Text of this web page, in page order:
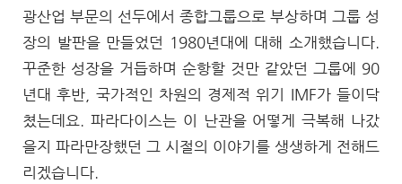
광산업 부문의 선두에서 종합그룹으로 부상하며 그룹 성
장의 발판을 만들었던 1980년대에 대해 소개했습니다.
꾸준한 성장을 거듭하며 순항할 것만 같았던 그룹에 90
년대 후반, 국가적인 차원의 경제적 위기 IMF가 들이닥
쳤는데요. 파라다이스는 이 난관을 어떻게 극복해 나갔
을지 파라만장했던 그 시절의 이야기를 생생하게 전해드
리겠습니다.